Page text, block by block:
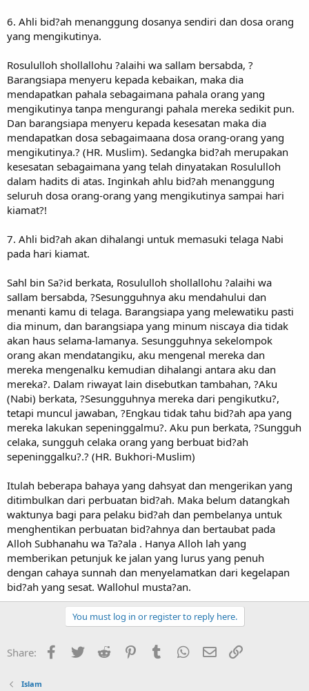
6. Ahli bid?ah menanggung dosanya sendiri dan dosa orang
yang mengikutinya.
Rosululloh shollallohu ?alaihi wa sallam bersabda, ?
Barangsiapa menyeru kepada kebaikan, maka dia
mendapatkan pahala sebagaimana pahala orang yang
mengikutinya tanpa mengurangi pahala mereka sedikit pun.
Dan barangsiapa menyeru kepada kesesatan maka dia
mendapatkan dosa sebagaimaana dosa orang-orang yang
mengikutinya.? (HR. Muslim). Sedangka bid?ah merupakan
kesesatan sebagaimana yang telah dinyatakan Rosululloh
dalam hadits di atas. Inginkah ahlu bid?ah menanggung
seluruh dosa orang-orang yang mengikutinya sampai hari
kiamat?!
7. Ahli bid?ah akan dihalangi untuk memasuki telaga Nabi
pada hari kiamat.
Sahl bin Sa?id berkata, Rosululloh shollallohu ?alaihi wa
sallam bersabda, ?Sesungguhnya aku mendahului dan
menanti kamu di telaga. Barangsiapa yang melewatiku pasti
dia minum, dan barangsiapa yang minum niscaya dia tidak
akan haus selama-lamanya. Sesungguhnya sekelompok
orang akan mendatangiku, aku mengenal mereka dan
mereka mengenalku kemudian dihalangi antara aku dan
mereka?. Dalam riwayat lain disebutkan tambahan, ?Aku
(Nabi) berkata, ?Sesungguhnya mereka dari pengikutku?,
tetapi muncul jawaban, ?Engkau tidak tahu bid?ah apa yang
mereka lakukan sepeninggalmu?. Aku pun berkata, ?Sungguh
celaka, sungguh celaka orang yang berbuat bid?ah
sepeninggalku?.? (HR. Bukhori-Muslim)
Itulah beberapa bahaya yang dahsyat dan mengerikan yang
ditimbulkan dari perbuatan bid?ah. Maka belum datangkah
waktunya bagi para pelaku bid?ah dan pembelanya untuk
menghentikan perbuatan bid?ahnya dan bertaubat pada
Alloh Subhanahu wa Ta?ala . Hanya Alloh lah yang
memberikan petunjuk ke jalan yang lurus yang penuh
dengan cahaya sunnah dan menyelamatkan dari kegelapan
bid?ah yang sesat. Wallohul musta?an.
You must log in or register to reply here.
Share: Facebook
Twitter Reddit PinterestTumblr WhatsApp
Email
Islam